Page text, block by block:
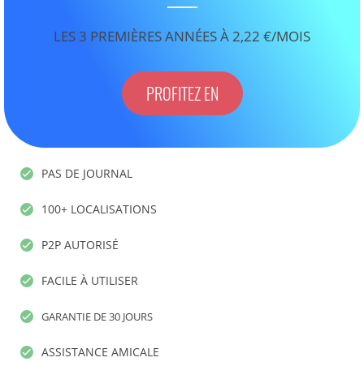
LES 3 PREMIÈRES ANNÉES À 2,22 €/MOIS
PROFITEZ EN
PAS DE JOURNAL
100+ LOCALISATIONS
P2P AUTORISÉ
FACILE À UTILISER
GARANTIE DE 30 JOURS
ASSISTANCE AMICALE